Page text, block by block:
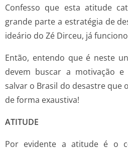
Confesso que esta atitude
grande parte a estratégia de
ideário do Zé Dirceu, já
Então, entendo que é neste
devem buscar a motivação
salvar o Brasil do desastre que
de forma exaustiva!
ATITUDE
Por evidente a atitude é o